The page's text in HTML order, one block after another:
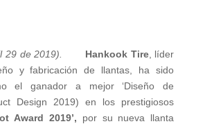
29 de 2019). Hankook Tire, líder
y fabricación de llantas, ha sido
el ganador a mejor ‘Diseño de
Design 2019) en los prestigiosos
Award 2019’, por su nueva llanta